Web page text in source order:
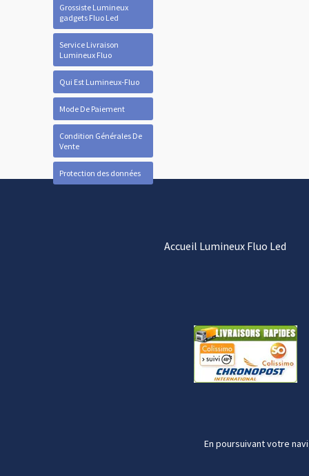
Grossiste Lumineux
gadgets Fluo Led
Service Livraison
Lumineux Fluo
Qui Est Lumineux-Fluo
Mode De Paiement
Condition Générales De
Vente
Protection des données
Accueil Lumineux Fluo Led
En poursuivant votre